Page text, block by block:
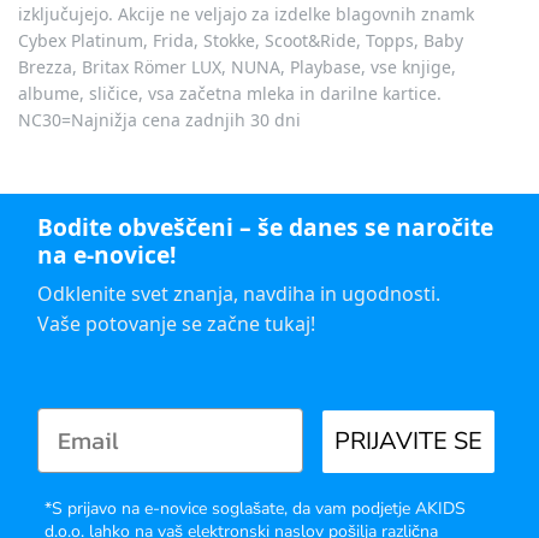
izključujejo. Akcije ne veljajo za izdelke blagovnih znamk
Cybex Platinum, Frida, Stokke, Scoot&Ride, Topps, Baby
Brezza, Britax Römer LUX, NUNA, Playbase, vse knjige,
albume, sličice, vsa začetna mleka in darilne kartice.
NC30=Najnižja cena zadnjih 30 dni
Bodite obveščeni – še danes se naročite
na e-novice!
Odklenite svet znanja, navdiha in ugodnosti.
Vaše potovanje se začne tukaj!
PRIJAVITE SE
*S prijavo na e-novice soglašate, da vam podjetje AKIDS
d.o.o. lahko na vaš elektronski naslov pošilja različna